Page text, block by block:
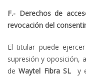
F.- Derechos de
revocación del
El titular puede
supresión y oposición,
deWaytel FibraSL y